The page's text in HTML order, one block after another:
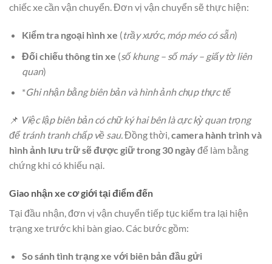
chiếc xe cần vận chuyển. Đơn vị vận chuyển sẽ thực hiện:
Kiểm tra ngoại hình xe (trầy xước, móp méo có sẵn)
Đối chiếu thông tin xe (số khung – số máy – giấy tờ liên
quan)
*Ghi nhận bằng biên bản và hình ảnh chụp thực tế
📌 Việc lập biên bản có chữ ký hai bên là cực kỳ quan trọng
để tránh tranh chấp về sau.Đồng thời,camera hành trình và
hình ảnh lưu trữ sẽ được giữ trong 30 ngàyđể làm bằng
chứng khi có khiếu nại.
Giao nhận xe cơ giới tại điểm đến
Tại đầu nhận, đơn vị vận chuyển tiếp tục kiểm tra lại hiện
trạng xe trước khi bàn giao. Các bước gồm:
So sánh tình trạng xe với biên bản đầu gửi